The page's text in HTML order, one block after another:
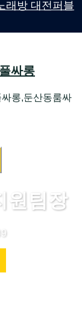
래방 대전퍼블
싸롱
롱,둔산동룸싸
원팀장